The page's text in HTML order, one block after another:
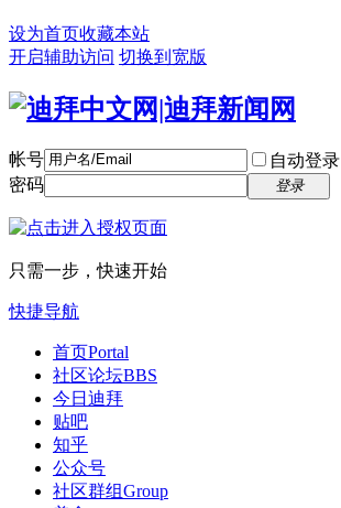
设为首页收藏本站
开启辅助访问 切换到宽版
帐号 自动登录
密码
登录
只需一步，快速开始
快捷导航
首页Portal
社区论坛BBS
今日迪拜
贴吧
知乎
公众号
社区群组Group